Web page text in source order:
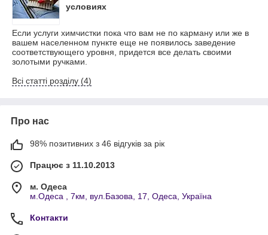
условиях
Если услуги химчистки пока что вам не по карману или же в
вашем населенном пункте еще не появилось заведение
соответствующего уровня, придется все делать своими
золотыми ручками.
Всі статті розділу (4)
Про нас
98% позитивних з 46 відгуків за рік
Працює з 11.10.2013
м. Одеса
м.Одеса , 7км, вул.Базова, 17, Одеса, Україна
Контакти